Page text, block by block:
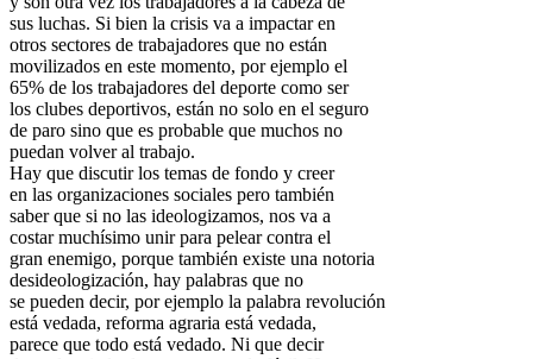
sus luchas. Si bien la crisis va a impactar en
otros sectores de trabajadores que no están
movilizados en este momento, por ejemplo el
65% de los trabajadores del deporte como ser
los clubes deportivos, están no solo en el seguro
de paro sino que es probable que muchos no
puedan volver al trabajo.
Hay que discutir los temas de fondo y creer
en las organizaciones sociales pero también
saber que si no las ideologizamos, nos va a
costar muchísimo unir para pelear contra el
gran enemigo, porque también existe una notoria
desideologización, hay palabras que no
se pueden decir, por ejemplo la palabra revolución
está vedada, reforma agraria está vedada,
parece que todo está vedado. Ni que decir